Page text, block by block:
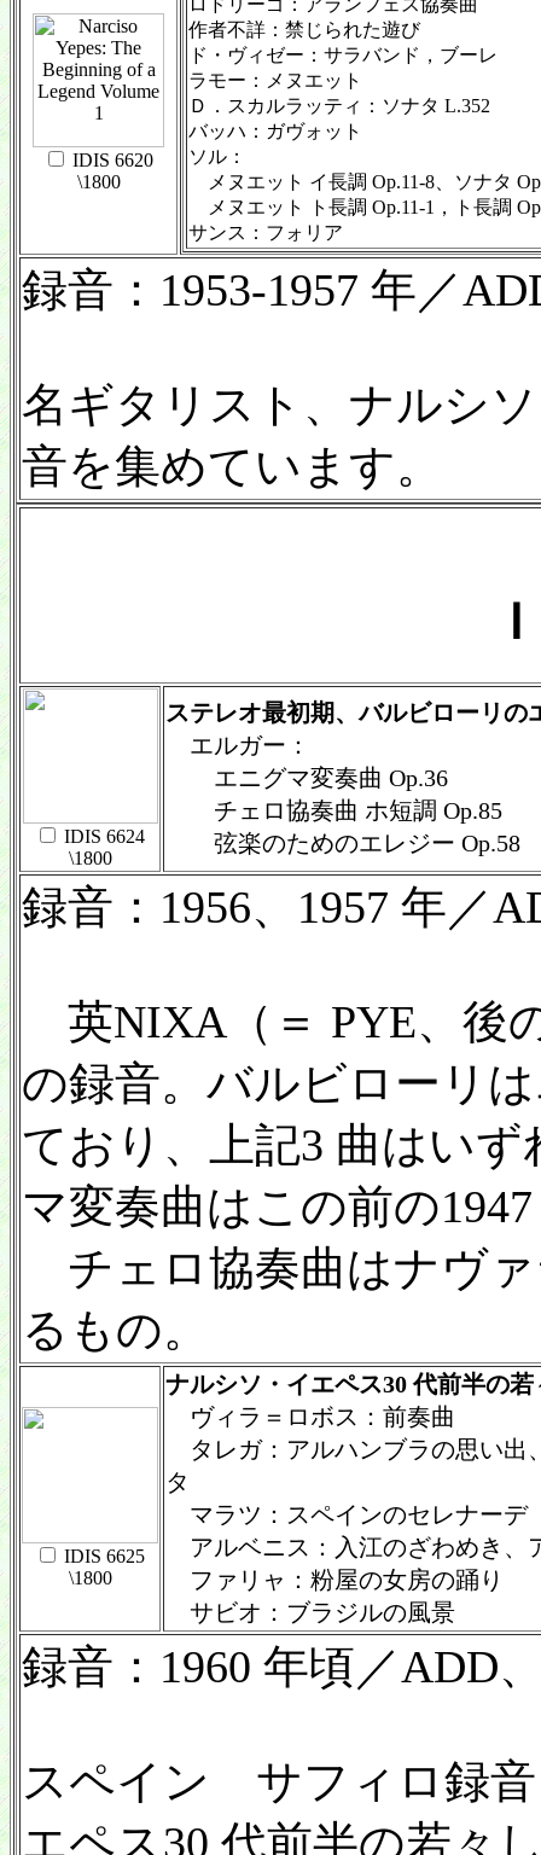
IDIS 6620
\1800
作者不詳：禁じられた遊び
ド・ヴィゼー：サラバンド，ブーレ
ラモー：メヌエット
Ｄ．スカルラッティ：ソナタ L.352
バッハ：ガヴォット
ソル：
メヌエット イ長調 Op.11-8、ソナタ
メヌエット ト長調 Op.11-1，ト長調
サンス：フォリア
録音：1953-1957 年／
名ギタリスト、ナルシ
音を集めています。
IDIS 6624
\1800
ステレオ最初期、バルビローリ
エルガー：
エニグマ変奏曲 Op.36
チェロ協奏曲 ホ短調 Op.85
弦楽のためのエレジー Op.58
録音：1956、1957 年／
英NIXA（＝ PYE、後
の録音。バルビローリ
ており、上記3 曲はい
マ変奏曲はこの前の
チェロ協奏曲はナヴ
るもの。
IDIS 6625
\1800
ナルシソ・イエペス30 代前半の
ヴィラ＝ロボス：前奏曲
タレガ：アルハンブラの思い出
タ
マラツ：スペインのセレナーデ
アルベニス：入江のざわめき、
ファリャ：粉屋の女房の踊り
サビオ：ブラジルの風景
録音：1960 年頃／ADD
スペイン サフィロ録
エペス30 代前半の若々